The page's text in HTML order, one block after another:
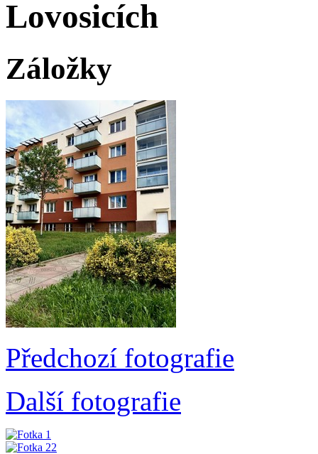
Lovosicích
Záložky
Předchozí fotografie
Další fotografie